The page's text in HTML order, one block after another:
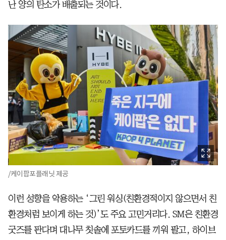
난 양의 탄소가 배출되는 것이다.
/케이팝포플래닛 제공
이런 성향을 악용하는 ‘그린 워싱(친환경적이지 않으면서 친
환경처럼 보이게 하는 것)’도 주요 고민거리다. SM은 친환경
굿즈를 판다며 대나무 칫솔에 포토카드를 끼워 팔고, 하이브